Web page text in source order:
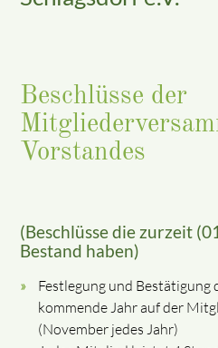
Beschlüsse der
Vorstandes
(Beschlüsse die zurzeit
Bestand haben)
Festlegung und Bestätigung
kommende Jahr auf der
(November jedes Jahr)